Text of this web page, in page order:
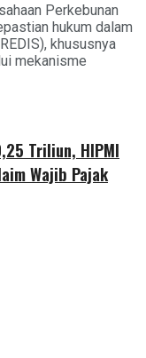
Perkebunan
hukum dalam
khususnya
mekanisme
Triliun, HIPMI
Wajib Pajak